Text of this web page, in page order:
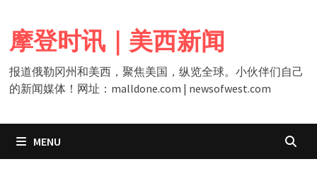
content
摩登时讯｜美西新闻
报道俄勒冈州和美西，聚焦美国，纵览全球。小伙伴们自己
的新闻媒体！网址：malldone.com | newsofwest.com
MENU